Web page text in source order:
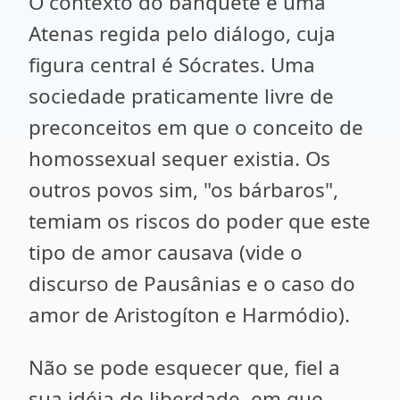
Atenas regida pelo diálogo, cuja
figura central é Sócrates. Uma
sociedade praticamente livre de
preconceitos em que o conceito de
homossexual sequer existia. Os
outros povos sim, "os bárbaros",
temiam os riscos do poder que este
tipo de amor causava (vide o
discurso de Pausânias e o caso do
amor de Aristogíton e Harmódio).
Não se pode esquecer que, fiel a